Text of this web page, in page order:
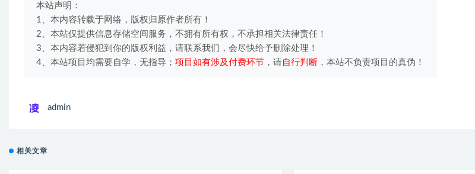
本站声明：
1、本内容转载于网络，版权归原作者所有！
2、本站仅提供信息存储空间服务，不拥有所有权，不承担相关法律责任！
3、本内容若侵犯到你的版权利益，请联系我们，会尽快给予删除处理！
4、本站项目均需要自学，无指导； 项目如有涉及付费环节 ，请自行判断 ，本站不负责项目的真伪！
admin
相关文章